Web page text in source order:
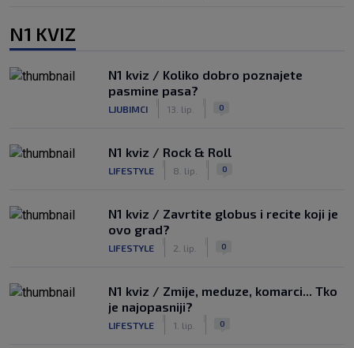
N1 KVIZ
N1 kviz / Koliko dobro poznajete
pasmine pasa?
LJUBIMCI 13. lip. 0
N1 kviz / Rock & Roll
LIFESTYLE 8. lip. 0
N1 kviz / Zavrtite globus i recite koji je
ovo grad?
LIFESTYLE 2. lip. 0
N1 kviz / Zmije, meduze, komarci... Tko
je najopasniji?
LIFESTYLE 1. lip. 0